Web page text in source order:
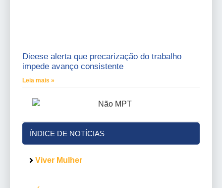
Dieese alerta que precarização do trabalho
impede avanço consistente
Leia mais »
ÍNDICE DE NOTÍCIAS
Viver Mulher